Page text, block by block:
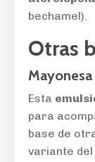
bechamel).
Otras
Mayonesa
Esta
para
base de
variante